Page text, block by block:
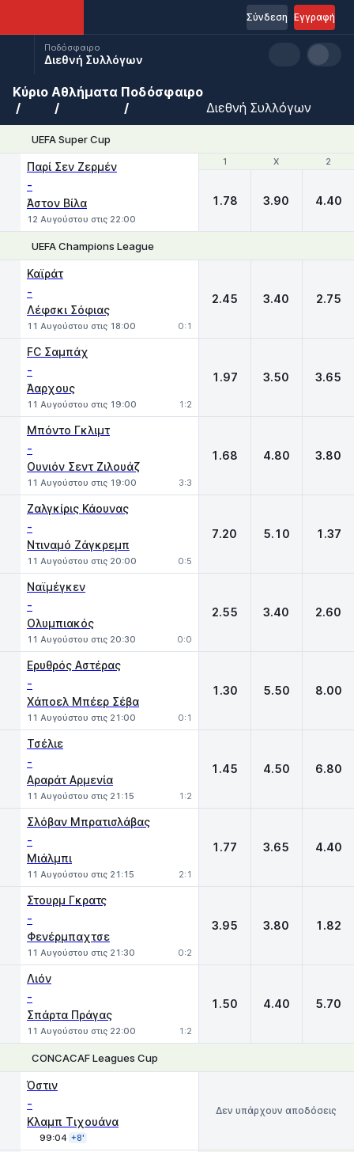
Εγγραφή
Σύνδεση
Ποδόσφαιρο
Διεθνή Συλλόγων
Κύριο Αθλήματα Ποδόσφαιρο
Διεθνή Συλλόγων
UEFA Super Cup
1 X 2
Παρί Σεν Ζερμέν
-
Άστον Βίλα
12 Αυγούστου στις 22:00
1 X 2
1.78 3.90 4.40
UEFA Champions League
Καϊράτ
-
Λέφσκι Σόφιας
11 Αυγούστου στις 18:00 0:1
2.45 3.40 2.75
FC Σαμπάχ
-
Άαρχους
11 Αυγούστου στις 19:00 1:2
1.97 3.50 3.65
Μπόντο Γκλιμτ
-
Ουνιόν Σεντ Ζιλουάζ
11 Αυγούστου στις 19:00 3:3
1.68 4.80 3.80
Ζαλγκίρις Κάουνας
-
Ντιναμό Ζάγκρεμπ
11 Αυγούστου στις 20:00 0:5
7.20 5.10 1.37
Ναϊμέγκεν
-
Ολυμπιακός
11 Αυγούστου στις 20:30 0:0
2.55 3.40 2.60
Ερυθρός Αστέρας
-
Χάποελ Μπέερ Σέβα
11 Αυγούστου στις 21:00 0:1
1.30 5.50 8.00
Τσέλιε
-
Αραράτ Αρμενία
11 Αυγούστου στις 21:15 1:2
1.45 4.50 6.80
Σλόβαν Μπρατισλάβας
-
Μιάλμπι
11 Αυγούστου στις 21:15 2:1
1.77 3.65 4.40
Στουρμ Γκρατς
-
Φενέρμπαχτσε
11 Αυγούστου στις 21:30 0:2
3.95 3.80 1.82
Λιόν
-
Σπάρτα Πράγας
11 Αυγούστου στις 22:00 1:2
1.50 4.40 5.70
CONCACAF Leagues Cup
Όστιν
-
Κλαμπ Τιχουάνα
99:04 +8'
Δεν υπάρχουν αποδόσεις